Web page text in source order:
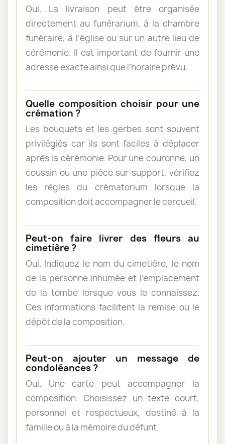
Oui. La livraison peut être organisée
directement au funérarium, à la chambre
funéraire, à l’église ou sur un autre lieu de
cérémonie. Il est important de fournir une
adresse exacte ainsi que l’horaire prévu.
Quelle composition choisir pour une
crémation ?
Les bouquets et les gerbes sont souvent
privilégiés car ils sont faciles à déplacer
après la cérémonie. Pour une couronne, un
coussin ou une pièce sur support, vérifiez
les règles du crématorium lorsque la
composition doit accompagner le cercueil.
Peut-on faire livrer des fleurs au
cimetière ?
Oui. Indiquez le nom du cimetière, le nom
de la personne inhumée et l’emplacement
de la tombe lorsque vous le connaissez.
Ces informations facilitent la remise ou le
dépôt de la composition.
Peut-on ajouter un message de
condoléances ?
Oui. Une carte peut accompagner la
composition. Choisissez un texte court,
personnel et respectueux, destiné à la
famille ou à la mémoire du défunt.